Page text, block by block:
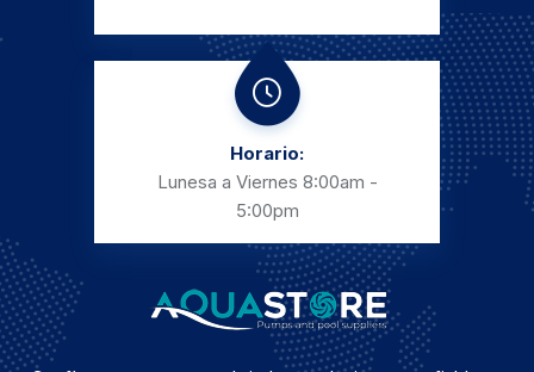
Horario:
Lunesa a Viernes 8:00am -
5:00pm